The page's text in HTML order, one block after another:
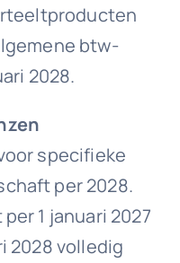
btw-
2028.
specifieke
per 2028.
1 januari 2027
2028 volledig